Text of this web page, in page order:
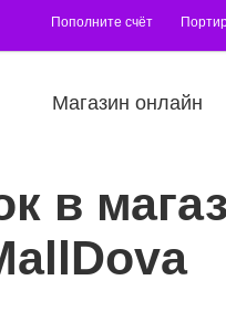
Пополните счёт
Магазин онлайн
в